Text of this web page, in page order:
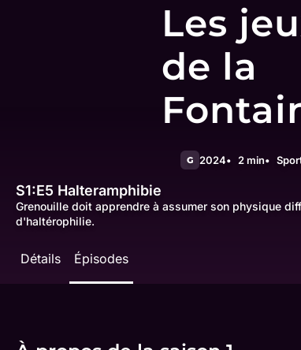
Les
de la
G 2024 2 min
S1:E5 Halteramphibie
Grenouille doit apprendre à assumer son physique
d'haltérophilie.
Détails Épisodes